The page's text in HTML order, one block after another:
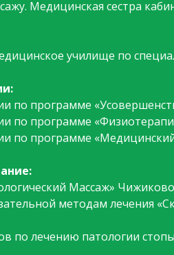
Медицинская сестра
училище по
программе
программе
по программе «Медицинский
Массаж»
методам лечения
по лечению патологии